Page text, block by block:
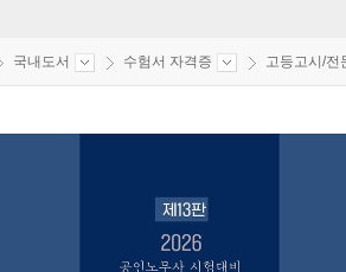
국내도서 수험서 자격증 고등고시/전